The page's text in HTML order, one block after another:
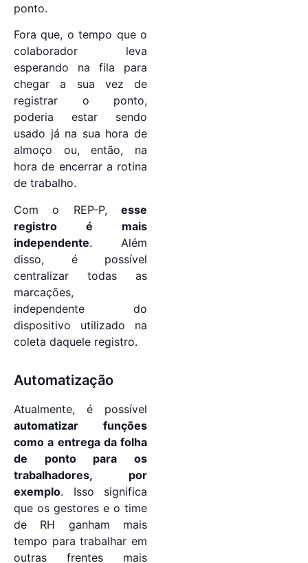
ponto.
Fora que, o tempo que o
colaborador leva
esperando na fila para
chegar a sua vez de
registrar o ponto,
poderia estar sendo
usado já na sua hora de
almoço ou, então, na
hora de encerrar a rotina
de trabalho.
Com o REP-P, esse
registro é mais
independente. Além
disso, é possível
centralizar todas as
marcações,
independente do
dispositivo utilizado na
coleta daquele registro.
Automatização
Atualmente, é possível
automatizar funções
como a entrega da folha
de ponto para os
trabalhadores, por
exemplo. Isso significa
que os gestores e o time
de RH ganham mais
tempo para trabalhar em
outras frentes mais